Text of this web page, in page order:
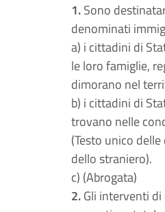
1.Sono
denominati
a) i cittadini di
le loro famiglie,
dimorano nel
b) i cittadini di
trovano nelle
(Testo unico
dello straniero).
c) (Abrogata)
2.Gli interventi